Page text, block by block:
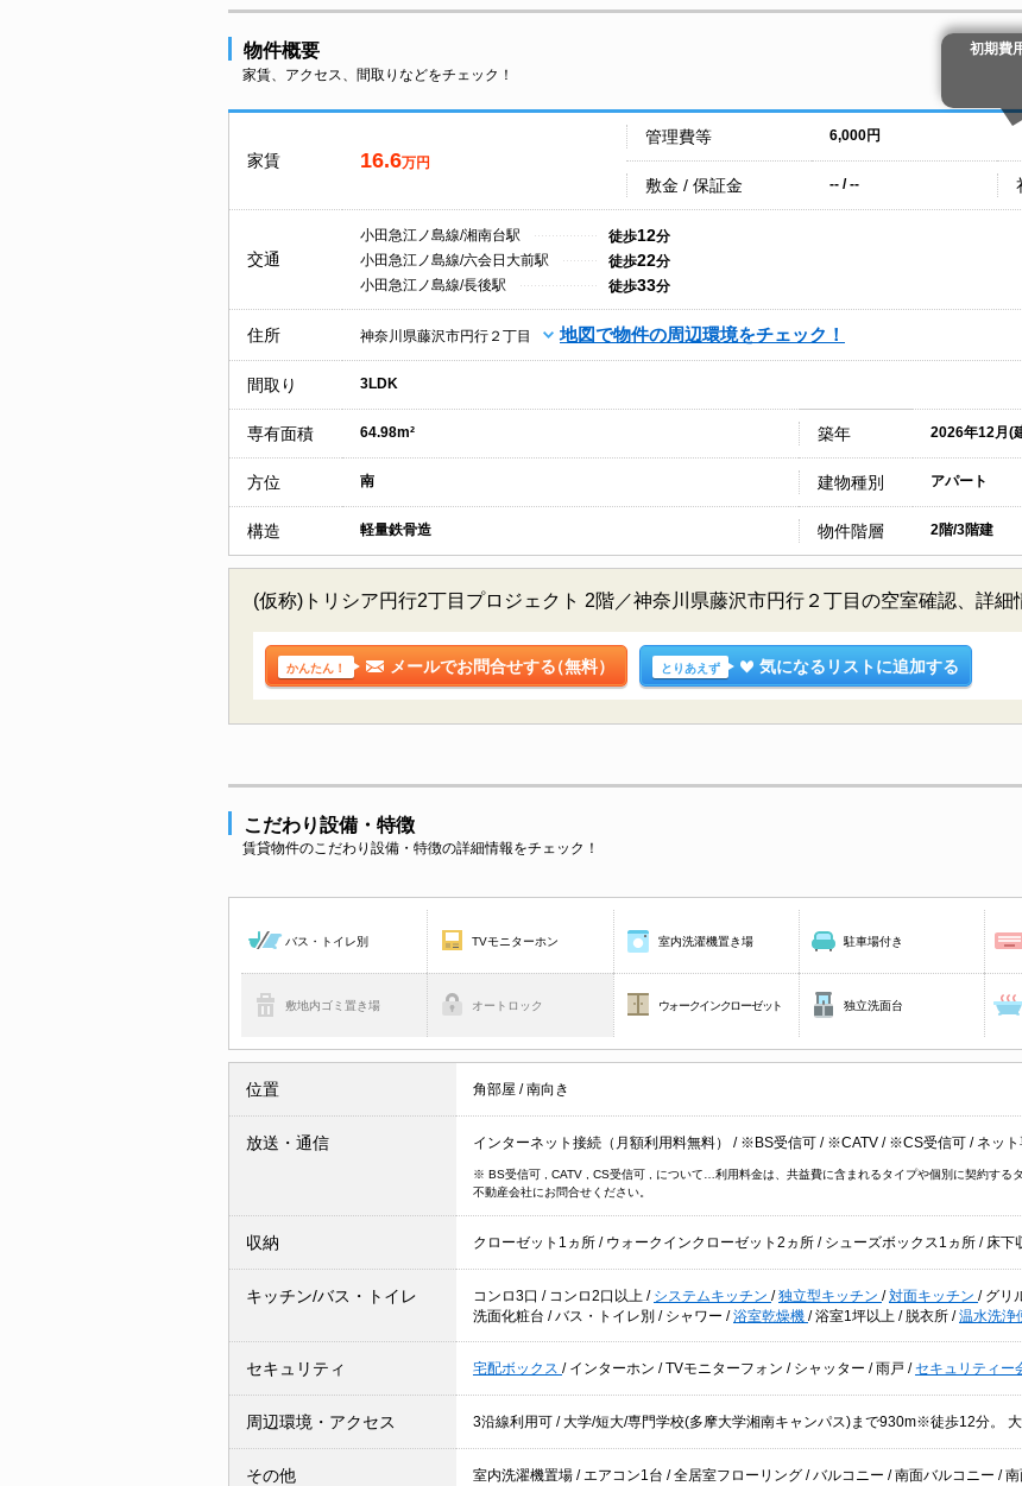
物件概要
家賃、アクセス、間取りなどをチェック！
初期費
家賃 16.6万円
管理費等 6,000円
敷金 / 保証金 -- / --
交通
小田急江ノ島線/湘南台駅 徒歩12分
小田急江ノ島線/六会日大前駅
徒歩22分
小田急江ノ島線/長後駅
徒歩33分
住所 神奈川県藤沢市円行２丁目 地図で物件の周辺環境をチェック！
間取り 3LDK
専有面積 64.98m² 築年 2026年12月(
方位 南 建物種別 アパート
構造 軽量鉄骨造 物件階層 2階/3階建
(仮称)トリシア円行2丁目プロジェクト 2階／神奈川県藤沢市円行２丁目の空室確認、詳細
かんたん！ メールでお問合せする（無料） とりあえず 気になるリストに追加する
こだわり設備・特徴
賃貸物件のこだわり設備・特徴の詳細情報をチェック！
バス・トイレ別 TVモニターホン 室内洗濯機置き場 駐車場付き
敷地内ゴミ置き場 オートロック ウォークインクローゼット 独立洗面台
位置 角部屋 /南向き
放送・通信 インターネット接続（月額利用料無料） / ※BS受信可 / ※CATV / ※CS受信可 / ネッ
※ BS受信可 , CATV , CS受信可 , について…利用料金は、共益費に含まれるタイプや個別に契約する
不動産会社にお問合せください。
収納 クローゼット1ヵ所 / ウォークインクローゼット2ヵ所 / シューズボックス1ヵ所 / 床下
キッチン/バス・トイレ コンロ3口 / コンロ2口以上 / システムキッチン /独立型キッチン /対面キッチン / グリ
洗面化粧台 /バス・トイレ別 / シャワー /浴室乾燥機 /浴室1坪以上 / 脱衣所 /温水洗浄
セキュリティ 宅配ボックス / インターホン /TVモニターフォン / シャッター /雨戸 /セキュリティー
周辺環境・アクセス 3沿線利用可 / 大学/短大/専門学校(多摩大学湘南キャンパス)まで930m※徒歩12分。
その他 室内洗濯機置場 / エアコン1台 /全居室フローリング /バルコニー /南面バルコニー /南